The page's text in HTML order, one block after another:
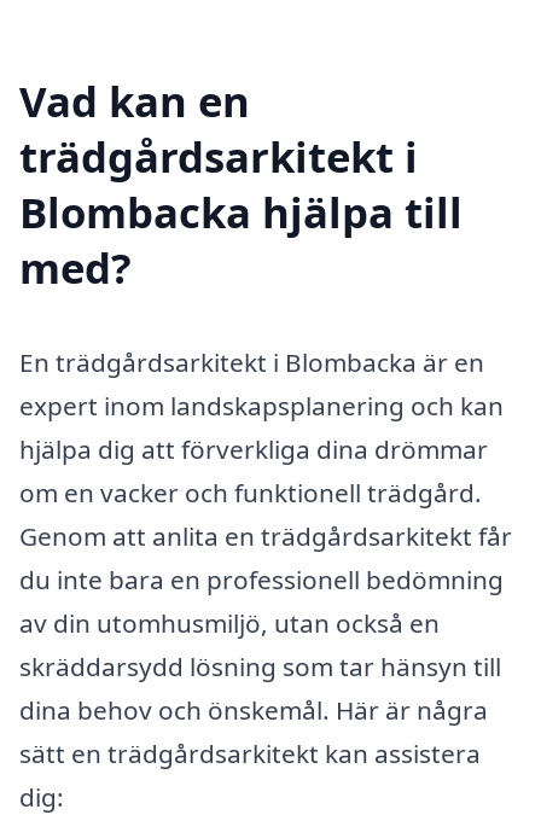
Vad kan en
trädgårdsarkitekt i
Blombacka hjälpa till
med?
En trädgårdsarkitekt i Blombacka är en
expert inom landskapsplanering och kan
hjälpa dig att förverkliga dina drömmar
om en vacker och funktionell trädgård.
Genom att anlita en trädgårdsarkitekt får
du inte bara en professionell bedömning
av din utomhusmiljö, utan också en
skräddarsydd lösning som tar hänsyn till
dina behov och önskemål. Här är några
sätt en trädgårdsarkitekt kan assistera
dig: